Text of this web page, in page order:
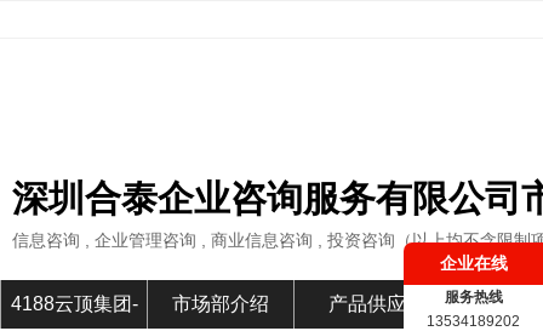
深圳合泰企业咨询服务有限公司
信息咨询 , 企业管理咨询 , 商业信息咨询 , 投资咨询（以上均不含限制
4188云顶集团- 市场部介绍 产品供应 市场部
企业在线
服务热线
13534189202